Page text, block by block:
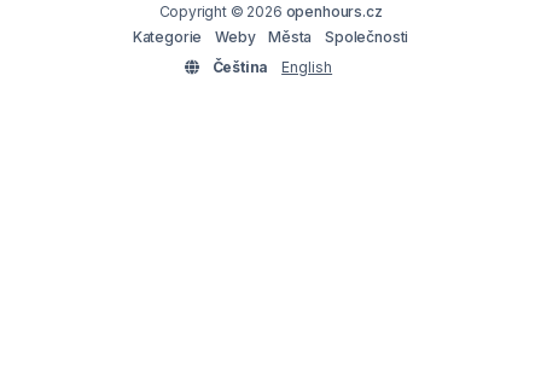
Copyright © 2026 openhours.cz
Kategorie
Weby Města
Společnosti
Čeština
English